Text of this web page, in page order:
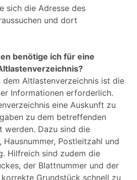
sich die Adresse des
und dort
benötige ich für eine
dem Altlastenverzeichnis ist die
Informationen erforderlich.
eine Auskunft zu
zu dem betreffenden
werden. Dazu sind die
Postleitzahl und
Hilfreich sind zudem die
der Blattnummer und der
Grundstück schnell zu